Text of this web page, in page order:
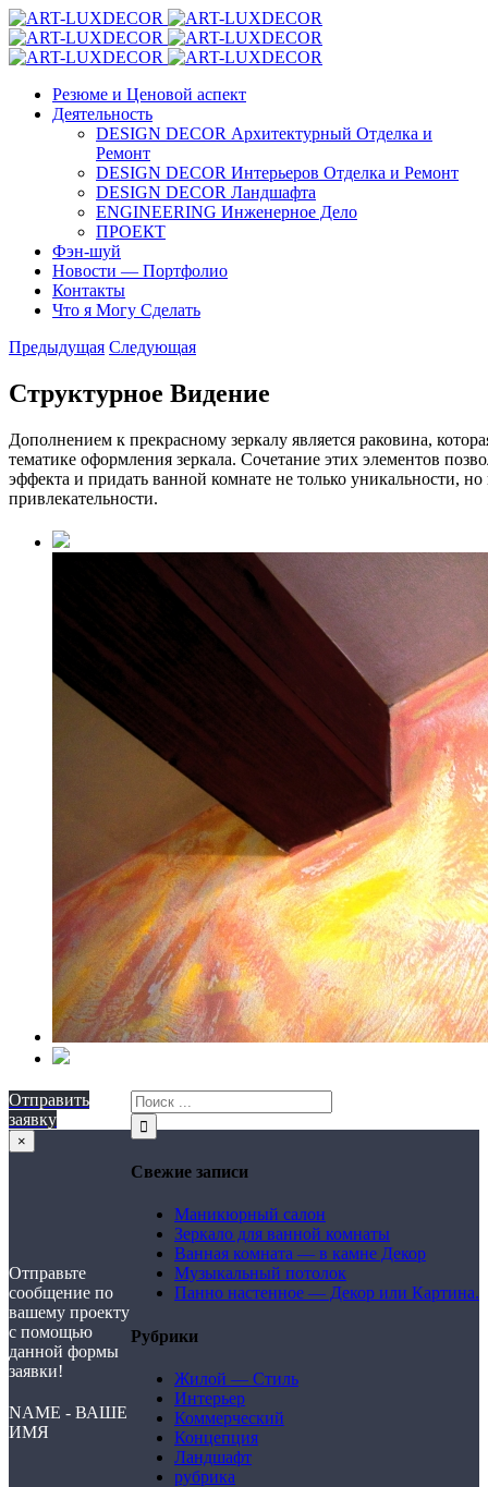
Резюме и Ценовой аспект
Деятельность
DESIGN DECOR Архитектурный Отделка и
Ремонт
DESIGN DECOR Интерьеров Отделка и Ремонт
DESIGN DECOR Ландшафта
ENGINEERING Инженерное Дело
ПРОЕКТ
Фэн-шуй
Новости — Портфолио
Контакты
Что я Могу Сделать
Предыдущая Следующая
Структурное Видение
Дополнением к прекрасному зеркалу является раковина,
тематике оформления зеркала. Сочетание этих элементов
эффекта и придать ванной комнате не только уникальности,
привлекательности.
Свежие записи
Маникюрный салон
Зеркало для ванной комнаты
Ванная комната — в камне Декор
Музыкальный потолок
Панно настенное — Декор или Картина.
Рубрики
Жилой — Стиль
Интерьер
Коммерческий
Концепция
Ландшафт
рубрика
Отправить
заявку
×
Отправьте
сообщение по
вашему проекту
с помощью
данной формы
заявки!
NAME - ВАШЕ
ИМЯ